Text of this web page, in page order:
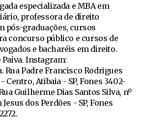
especializada e MBA em
professora de direito
pós-graduações, cursos
concurso público e cursos de
e bacharéis em direito.
Paiva. Instagram:
Rua Padre Francisco Rodrigues
Centro, Atibaia - SP, Fones 3402-
Rua Guilherme Dias Santos Silva, nº
dos Perdões - SP, Fones